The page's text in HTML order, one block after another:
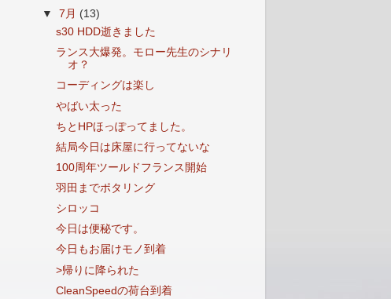
▼7月 (13)
s30 HDD逝きました
ランス大爆発。モロー先生のシナリ
オ？
コーディングは楽し
やばい太った
ちとHPほっぽってました。
結局今日は床屋に行ってないな
100周年ツールドフランス開始
羽田までポタリング
シロッコ
今日は便秘です。
今日もお届けモノ到着
>帰りに降られた
CleanSpeedの荷台到着